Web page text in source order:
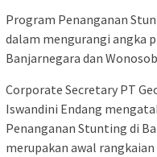
Program Penanganan
dalam mengurangi angka
Banjarnegara dan
Corporate Secretary PT
Iswandini Endang
Penanganan Stunting di
merupakan awal